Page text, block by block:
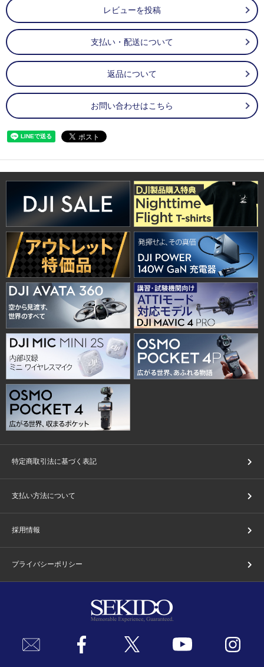
レビューを投稿
支払い・配送について
返品について
お問い合わせはこちら
特定商取引法に基づく表記
支払い方法について
採用情報
プライバシーポリシー